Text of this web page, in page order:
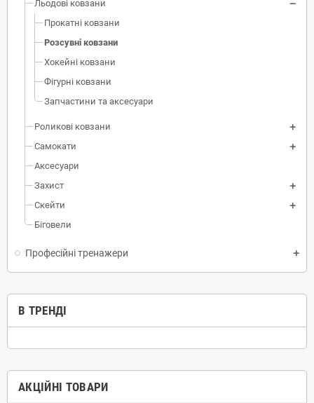
Льодові ковзани
Прокатні ковзани
Розсувні ковзани
Хокейні ковзани
Фігурні ковзани
Запчастини та аксесуари
Роликові ковзани
Самокати
Аксесуари
Захист
Скейти
Біговели
Професійні тренажери
В ТРЕНДІ
АКЦІЙНІ ТОВАРИ